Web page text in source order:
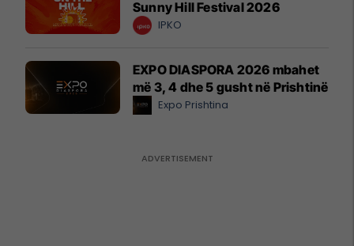
Sunny Hill Festival 2026
IPKO
EXPO DIASPORA 2026 mbahet
më 3, 4 dhe 5 gusht në Prishtinë
Expo Prishtina